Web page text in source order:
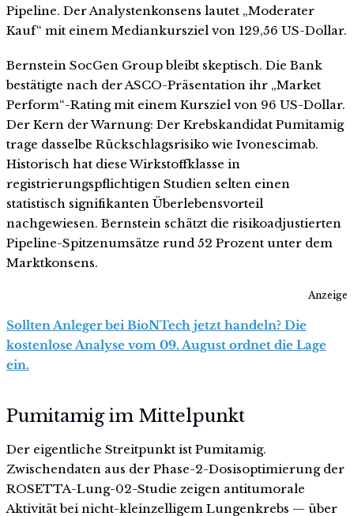
Pipeline. Der Analystenkonsens lautet „Moderater
Kauf“ mit einem Mediankursziel von 129,56 US-Dollar.
Bernstein SocGen Group bleibt skeptisch. Die Bank
bestätigte nach der ASCO-Präsentation ihr „Market
Perform“-Rating mit einem Kursziel von 96 US-Dollar.
Der Kern der Warnung: Der Krebskandidat Pumitamig
trage dasselbe Rückschlagsrisiko wie Ivonescimab.
Historisch hat diese Wirkstoffklasse in
registrierungspflichtigen Studien selten einen
statistisch signifikanten Überlebensvorteil
nachgewiesen. Bernstein schätzt die risikoadjustierten
Pipeline-Spitzenumsätze rund 52 Prozent unter dem
Marktkonsens.
Anzeige
Sollten Anleger bei BioNTech jetzt handeln? Die
kostenlose Analyse vom 09. August ordnet die Lage
ein.
Pumitamig im Mittelpunkt
Der eigentliche Streitpunkt ist Pumitamig.
Zwischendaten aus der Phase-2-Dosisoptimierung der
ROSETTA-Lung-02-Studie zeigen antitumorale
Aktivität bei nicht-kleinzelligem Lungenkrebs — über